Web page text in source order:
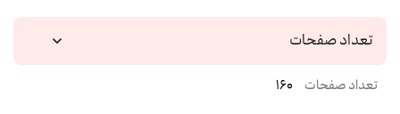
تعداد صفحات
تعداد صفحات 160